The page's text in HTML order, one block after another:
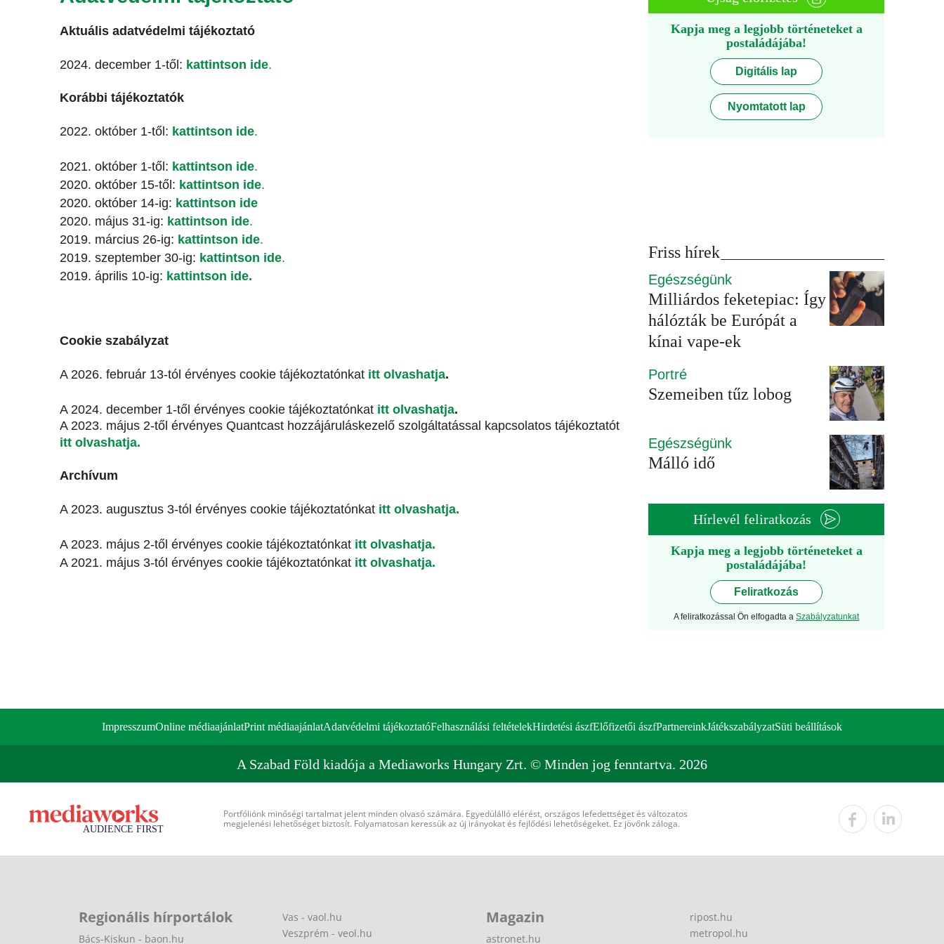
Aktuális adatvédelmi tájékoztató
2024. december 1-től: kattintson ide.
Korábbi tájékoztatók
2022. október 1-től: kattintson ide.
2021. október 1-től: kattintson ide.
2020. október 15-től: kattintson ide.
2020. október 14-ig: kattintson ide
2020. május 31-ig: kattintson ide.
2019. március 26-ig: kattintson ide.
2019. szeptember 30-ig: kattintson ide.
2019. április 10-ig: kattintson ide.
Cookie szabályzat
A 2026. február 13-tól érvényes cookie tájékoztatónkat itt olvashatja.
A 2024. december 1-től érvényes cookie tájékoztatónkat itt olvashatja.
A 2023. május 2-től érvényes Quantcast hozzájáruláskezelő szolgáltatással kapcsolatos tájékoztatót
itt olvashatja.
Archívum
A 2023. augusztus 3-tól érvényes cookie tájékoztatónkat itt olvashatja.
A 2023. május 2-től érvényes cookie tájékoztatónkat itt olvashatja.
A 2021. május 3-tól érvényes cookie tájékoztatónkat itt olvashatja.
Kapja meg a legjobb történeteket a
postaládájába!
Digitális lap
Nyomtatott lap
Friss hírek
Egészségünk
Milliárdos feketepiac: Így
hálózták be Európát a
kínai vape-ek
Portré
Szemeiben tűz lobog
Egészségünk
Málló idő
Hírlevél feliratkozás
Kapja meg a legjobb történeteket a
postaládájába!
Feliratkozás
A feliratkozással Ön elfogadta a Szabályzatunkat
ImpresszumOnline médiaajánlatPrint médiaajánlatAdatvédelmi tájékoztatóFelhasználási feltételekHirdetési ászfElőfizetői ászfPartnereinkJátékszabályzatSüti beállítások
A Szabad Föld kiadója a Mediaworks Hungary Zrt. © Minden jog fenntartva. 2026
Portfóliónk minőségi tartalmat jelent minden olvasó számára. Egyedülálló elérést, országos lefedettséget és változatos
megjelenési lehetőséget biztosít. Folyamatosan keressük az új irányokat és fejlődési lehetőségeket. Ez jövőnk záloga.
Regionális hírportálok
Bács-Kiskun - baon.hu
Vas - vaol.hu
Veszprém - veol.hu
Magazin
astronet.hu
ripost.hu
metropol.hu